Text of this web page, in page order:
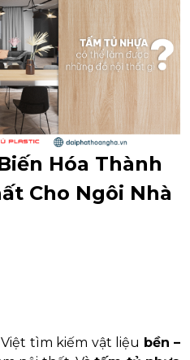
Hóa Thành
Cho Ngôi Nhà
tìm kiếm vật liệu bền –